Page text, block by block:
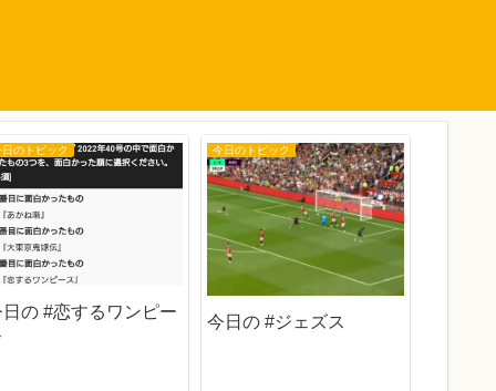
日のトピック
日の #恋するワンピー
今日のトピック
今日の #ジェズス